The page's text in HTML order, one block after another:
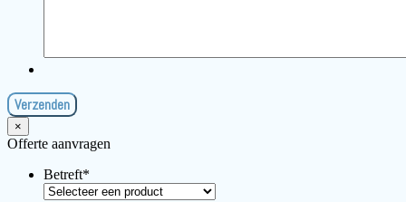
×
Offerte aanvragen
Betreft*